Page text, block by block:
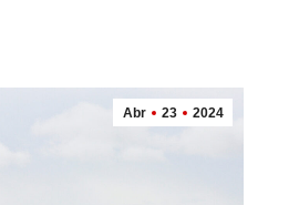
Abr 23 2024